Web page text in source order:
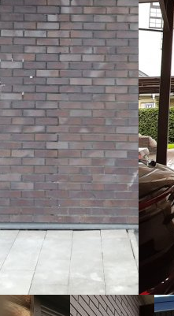
- это надежная
и
качественные
часов или
вашим размерам
под ключ